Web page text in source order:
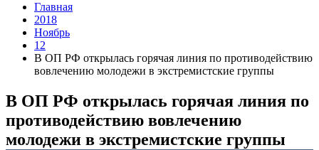
Главная
2018
Ноябрь
12
В ОП РФ открылась горячая линия по противодействию
вовлечению молодежи в экстремистские группы
В ОП РФ открылась горячая линия по
противодействию вовлечению
молодежи в экстремистские группы